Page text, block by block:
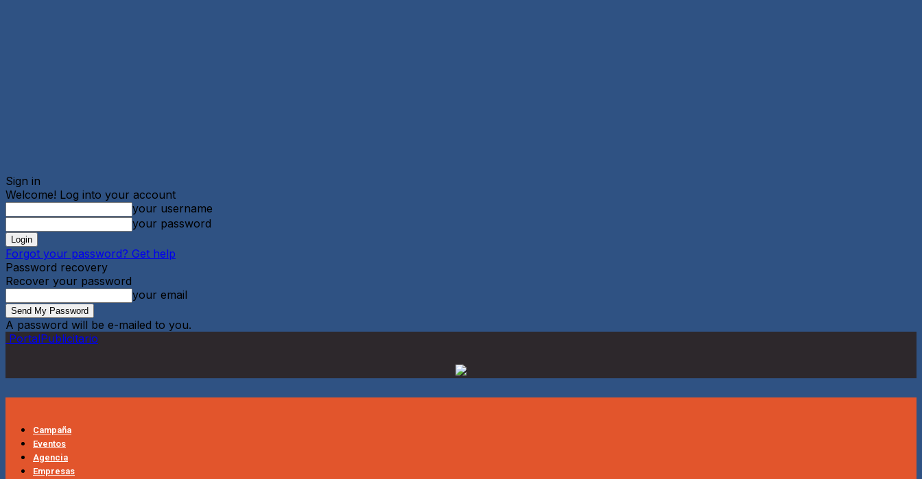
Sign in
Welcome! Log into your account
your username
your password
Forgot your password? Get help
Password recovery
Recover your password
your email
A password will be e-mailed to you.
PortalPublicitario
Campaña
Eventos
Agencia
Empresas